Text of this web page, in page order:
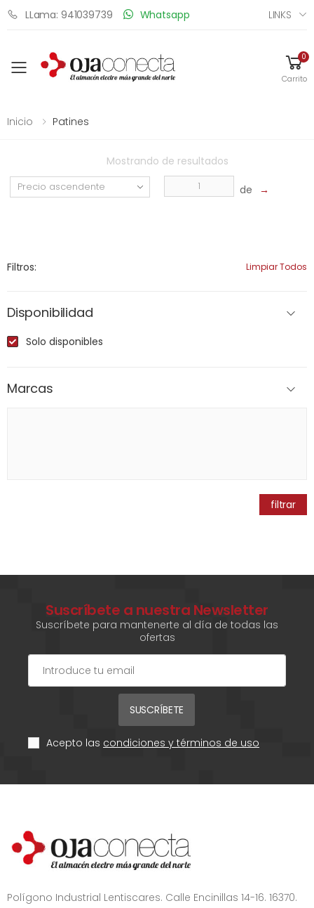
LLama: 941039739 Whatsapp LINKS
Toggle mobile menu
0
Carrito
Inicio Patines
Mostrando de resultados
de →
Filtros: Limpiar Todos
Disponibilidad
Solo disponibles
Marcas
filtrar
Suscríbete a nuestra Newsletter
Suscríbete para mantenerte al día de todas las
ofertas
SUSCRÍBETE
Acepto las condiciones y términos de uso
Polígono Industrial Lentiscares. Calle Encinillas 14-16. 16370.